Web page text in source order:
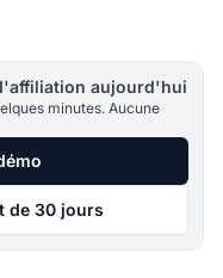
aujourd'hui
minutes. Aucune
de 30 jours